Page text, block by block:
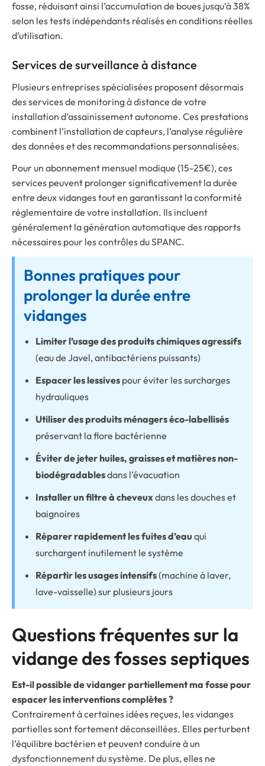
fosse, réduisant ainsi l’accumulation de boues jusqu’à 38%
selon les tests indépendants réalisés en conditions réelles
d’utilisation.
Services de surveillance à distance
Plusieurs entreprises spécialisées proposent désormais
des services de monitoring à distance de votre
installation d’assainissement autonome. Ces prestations
combinent l’installation de capteurs, l’analyse régulière
des données et des recommandations personnalisées.
Pour un abonnement mensuel modique (15-25€), ces
services peuvent prolonger significativement la durée
entre deux vidanges tout en garantissant la conformité
réglementaire de votre installation. Ils incluent
généralement la génération automatique des rapports
nécessaires pour les contrôles du SPANC.
Bonnes pratiques pour
prolonger la durée entre
vidanges
Limiter l’usage des produits chimiques agressifs
(eau de Javel, antibactériens puissants)
Espacer les lessives pour éviter les surcharges
hydrauliques
Utiliser des produits ménagers éco-labellisés
préservant la flore bactérienne
Éviter de jeter huiles, graisses et matières non-
biodégradablesdans l’évacuation
Installer un filtre à cheveux dans les douches et
baignoires
Réparer rapidement les fuites d’eau qui
surchargent inutilement le système
Répartir les usages intensifs(machine à laver,
lave-vaisselle) sur plusieurs jours
Questions fréquentes sur la
vidange des fosses septiques
Est-il possible de vidanger partiellement ma fosse pour
espacer les interventions complètes ?
Contrairement à certaines idées reçues, les vidanges
partielles sont fortement déconseillées. Elles perturbent
l’équilibre bactérien et peuvent conduire à un
dysfonctionnement du système. De plus, elles ne